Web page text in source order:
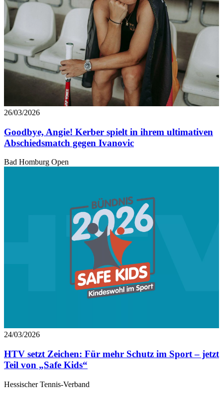
26/03/2026
Goodbye, Angie! Kerber spielt in ihrem ultimativen
Abschiedsmatch gegen Ivanovic
Bad Homburg Open
24/03/2026
HTV setzt Zeichen: Für mehr Schutz im Sport – jetzt
Teil von „Safe Kids“
Hessischer Tennis-Verband